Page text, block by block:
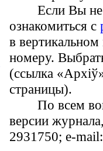
Если Вы не
ознакомиться с
в
номеру.
(ссылка
страницы).
По всем
версии
2931750; e-